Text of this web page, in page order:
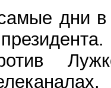
дни в